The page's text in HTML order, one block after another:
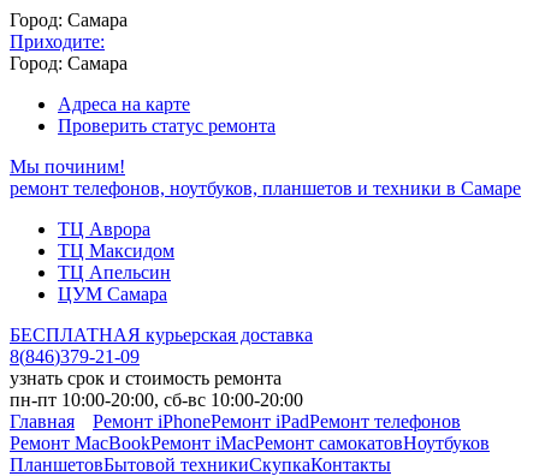
Город: Самара
Приходите:
Город: Самара
Адреса на карте
Проверить статус ремонта
Мы починим!
ремонт телефонов, ноутбуков, планшетов и техники в Самаре
ТЦ Аврора
ТЦ Максидом
ТЦ Апельсин
ЦУМ Самара
БЕСПЛАТНАЯ курьерская доставка
8(846)379-21-09
узнать срок и стоимость ремонта
пн-пт 10:00-20:00, сб-вс 10:00-20:00
Главная
Ремонт iPhoneРемонт iPadРемонт телефонов
Ремонт MacBookРемонт iMacРемонт самокатовНоутбуков
ПланшетовБытовой техникиСкупкаКонтакты